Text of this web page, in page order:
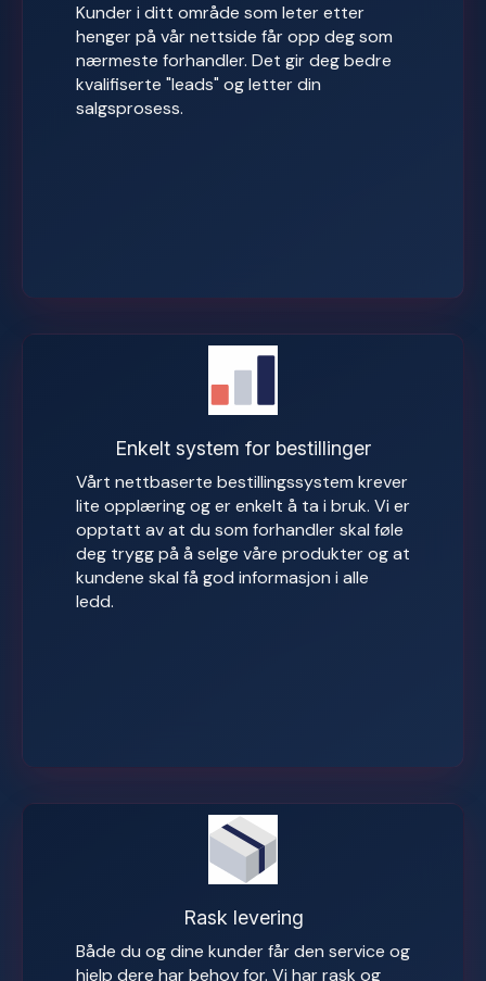
Kunder i ditt område som leter etter
henger på vår nettside får opp deg som
nærmeste forhandler. Det gir deg bedre
kvalifiserte "leads" og letter din
salgsprosess.
Enkelt system for bestillinger
Vårt nettbaserte bestillingssystem krever
lite opplæring og er enkelt å ta i bruk. Vi er
opptatt av at du som forhandler skal føle
deg trygg på å selge våre produkter og at
kundene skal få god informasjon i alle
ledd.
Rask levering
Både du og dine kunder får den service og
hjelp dere har behov for. Vi har rask og